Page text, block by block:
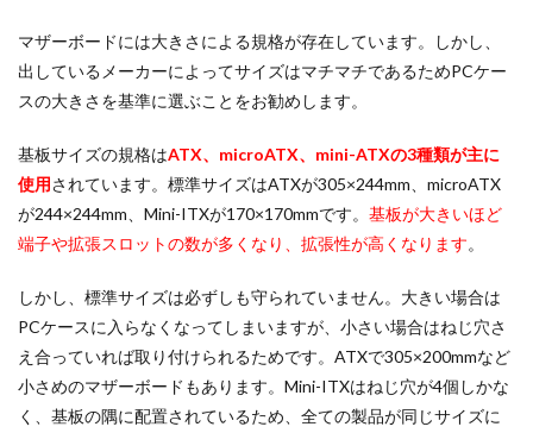
マザーボードには大きさによる規格が存在しています。しかし、
出しているメーカーによってサイズはマチマチであるためPCケー
スの大きさを基準に選ぶことをお勧めします。
基板サイズの規格はATX、microATX、mini-ATXの3種類が主に
使用されています。標準サイズはATXが305×244mm、microATX
が244×244mm、Mini-ITXが170×170mmです。 基板が大きいほど
端子や拡張スロットの数が多くなり、拡張性が高くなります。
しかし、標準サイズは必ずしも守られていません。大きい場合は
PCケースに入らなくなってしまいますが、小さい場合はねじ穴さ
え合っていれば取り付けられるためです。ATXで305×200mmなど
小さめのマザーボードもあります。Mini-ITXはねじ穴が4個しかな
く、基板の隅に配置されているため、全ての製品が同じサイズに